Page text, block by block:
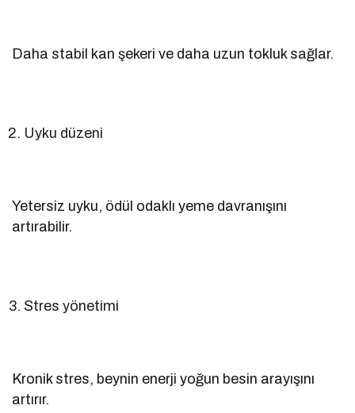
Daha stabil kan şekeri ve daha uzun tokluk sağlar.
Uyku düzeni
Yetersiz uyku, ödül odaklı yeme davranışını
artırabilir.
Stres yönetimi
Kronik stres, beynin enerji yoğun besin arayışını
artırır.